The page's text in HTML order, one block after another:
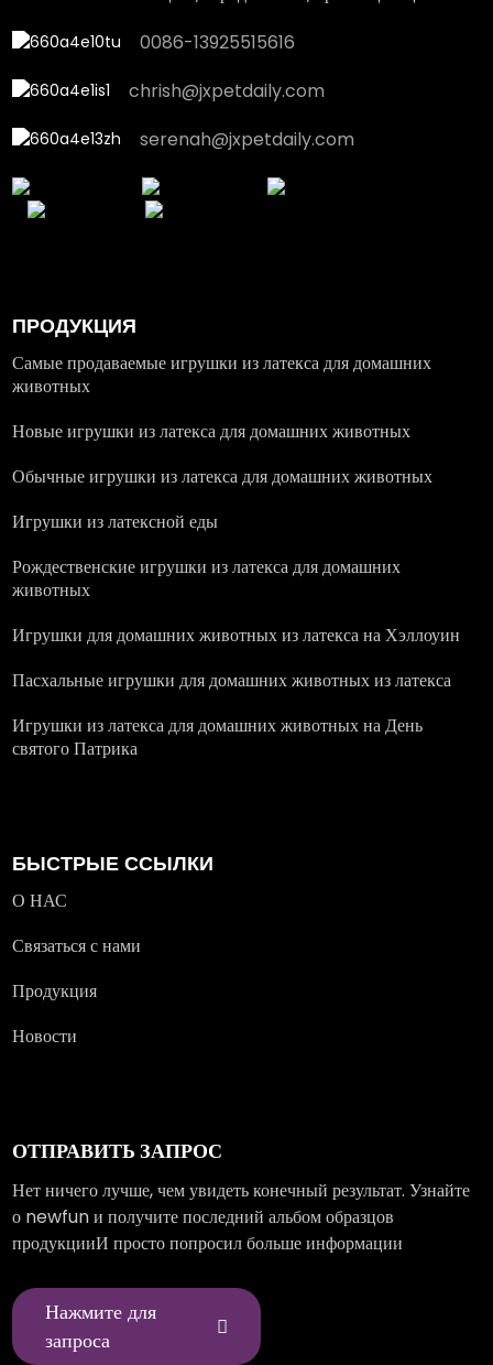
0086-13925515616
chrish@jxpetdaily.com
serenah@jxpetdaily.com
ПРОДУКЦИЯ
Самые продаваемые игрушки из латекса для домашних
животных
Новые игрушки из латекса для домашних животных
Обычные игрушки из латекса для домашних животных
Игрушки из латексной еды
Рождественские игрушки из латекса для домашних
животных
Игрушки для домашних животных из латекса на Хэллоуин
Пасхальные игрушки для домашних животных из латекса
Игрушки из латекса для домашних животных на День
святого Патрика
БЫСТРЫЕ ССЫЛКИ
О НАС
Связаться с нами
Продукция
Новости
ОТПРАВИТЬ ЗАПРОС
Нет ничего лучше, чем увидеть конечный результат. Узнайте
о newfun и получите последний альбом образцов
продукцииИ просто попросил больше информации
Нажмите для
запроса